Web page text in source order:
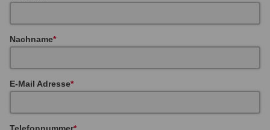
Nachname
E-Mail Adresse